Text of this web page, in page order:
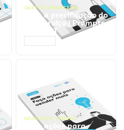
GESTÃO FINANCEIRA
Faça a precificação do
seu serviço | Prompts
ChatGPT
NEGÓCIOS, VENDAS
Faça ações para